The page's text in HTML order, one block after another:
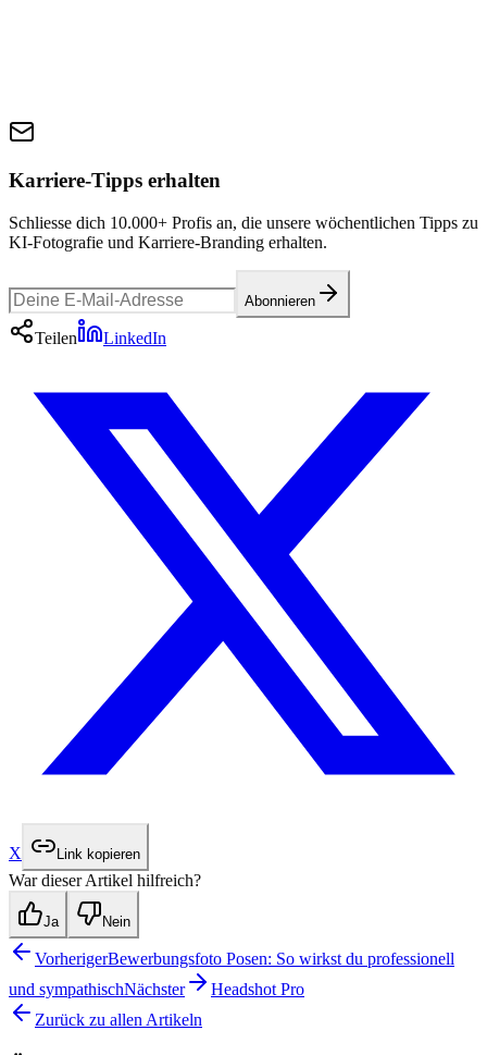
Karriere-Tipps erhalten
Schliesse dich 10.000+ Profis an, die unsere wöchentlichen Tipps zu
KI-Fotografie und Karriere-Branding erhalten.
Abonnieren
Teilen LinkedIn
X Link kopieren
War dieser Artikel hilfreich?
Ja Nein
VorherigerBewerbungsfoto Posen: So wirkst du professionell
und sympathischNächster
Headshot Pro
Zurück zu allen Artikeln